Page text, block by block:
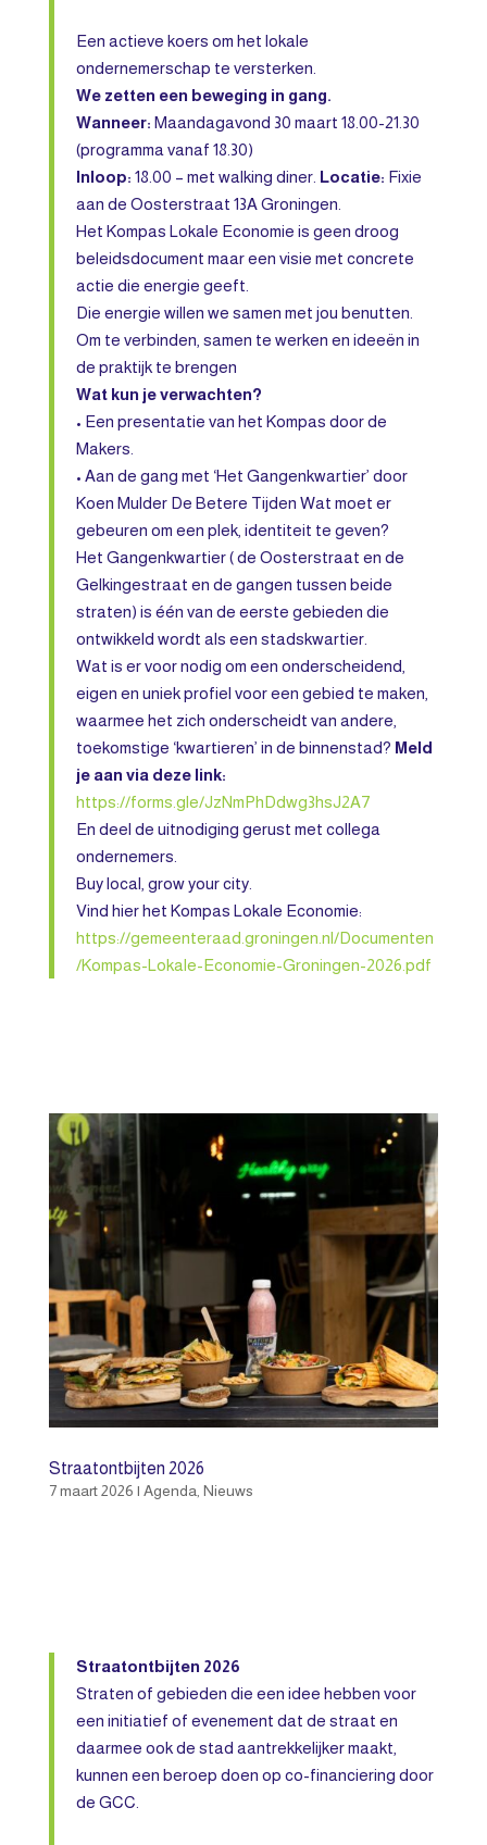
Een actieve koers om het lokale
ondernemerschap te versterken.
We zetten een beweging in gang.
Wanneer: Maandagavond 30 maart 18.00-21.30
(programma vanaf 18.30)
Inloop: 18.00 – met walking diner. Locatie: Fixie
aan de Oosterstraat 13A Groningen.
Het Kompas Lokale Economie is geen droog
beleidsdocument maar een visie met concrete
actie die energie geeft.
Die energie willen we samen met jou benutten.
Om te verbinden, samen te werken en ideeën in
de praktijk te brengen
Wat kun je verwachten?
• Een presentatie van het Kompas door de
Makers.
• Aan de gang met ‘Het Gangenkwartier’ door
Koen Mulder De Betere Tijden Wat moet er
gebeuren om een plek, identiteit te geven?
Het Gangenkwartier ( de Oosterstraat en de
Gelkingestraat en de gangen tussen beide
straten) is één van de eerste gebieden die
ontwikkeld wordt als een stadskwartier.
Wat is er voor nodig om een onderscheidend,
eigen en uniek profiel voor een gebied te maken,
waarmee het zich onderscheidt van andere,
toekomstige ‘kwartieren’ in de binnenstad? Meld
je aan via deze link:
https://forms.gle/JzNmPhDdwg3hsJ2A7
En deel de uitnodiging gerust met collega
ondernemers.
Buy local, grow your city.
Vind hier het Kompas Lokale Economie:
https://gemeenteraad.groningen.nl/Documenten
/Kompas-Lokale-Economie-Groningen-2026.pdf
Straatontbijten 2026
7 maart 2026 | Agenda Nieuws
Straatontbijten 2026
Straten of gebieden die een idee hebben voor
een initiatief of evenement dat de straat en
daarmee ook de stad aantrekkelijker maakt,
kunnen een beroep doen op co-financiering door
de GCC.